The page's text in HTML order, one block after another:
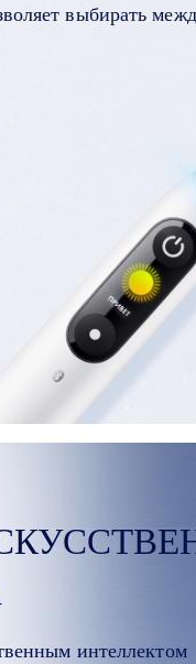
выбирать
интеллектом